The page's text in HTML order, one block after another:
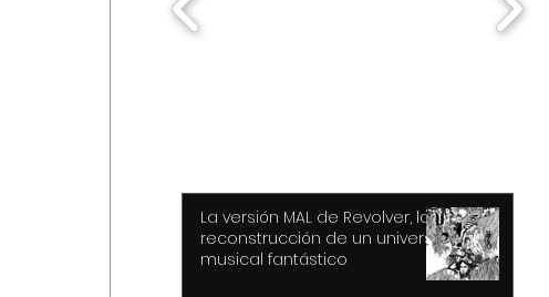
La versión MAL de Revolver, la
reconstrucción de un universo
musical fantástico